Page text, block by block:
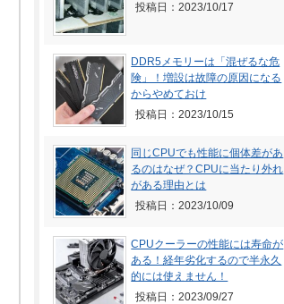
投稿日：2023/10/17
DDR5メモリーは「混ぜるな危
険」！増設は故障の原因になる
からやめておけ
投稿日：2023/10/15
同じCPUでも性能に個体差があ
るのはなぜ？CPUに当たり外れ
がある理由とは
投稿日：2023/10/09
CPUクーラーの性能には寿命が
ある！経年劣化するので半永久
的には使えません！
投稿日：2023/09/27